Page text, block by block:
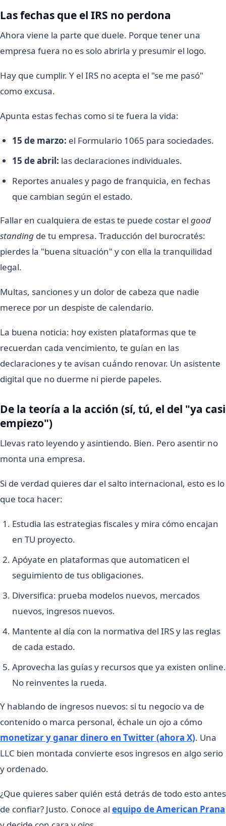
Las fechas que el IRS no perdona
Ahora viene la parte que duele. Porque tener una
empresa fuera no es solo abrirla y presumir el logo.
Hay que cumplir. Y el IRS no acepta el "se me pasó"
como excusa.
Apunta estas fechas como si te fuera la vida:
15 de marzo: el Formulario 1065 para sociedades.
15 de abril: las declaraciones individuales.
Reportes anuales y pago de franquicia, en fechas
que cambian según el estado.
Fallar en cualquiera de estas te puede costar el good
standing de tu empresa. Traducción del burocratés:
pierdes la "buena situación" y con ella la tranquilidad
legal.
Multas, sanciones y un dolor de cabeza que nadie
merece por un despiste de calendario.
La buena noticia: hoy existen plataformas que te
recuerdan cada vencimiento, te guían en las
declaraciones y te avisan cuándo renovar. Un asistente
digital que no duerme ni pierde papeles.
De la teoría a la acción (sí, tú, el del "ya casi
empiezo")
Llevas rato leyendo y asintiendo. Bien. Pero asentir no
monta una empresa.
Si de verdad quieres dar el salto internacional, esto es lo
que toca hacer:
Estudia las estrategias fiscales y mira cómo encajan
en TU proyecto.
Apóyate en plataformas que automaticen el
seguimiento de tus obligaciones.
Diversifica: prueba modelos nuevos, mercados
nuevos, ingresos nuevos.
Mantente al día con la normativa del IRS y las reglas
de cada estado.
Aprovecha las guías y recursos que ya existen online.
No reinventes la rueda.
Y hablando de ingresos nuevos: si tu negocio va de
contenido o marca personal, échale un ojo a cómo
monetizar y ganar dinero en Twitter (ahora X). Una
LLC bien montada convierte esos ingresos en algo serio
y ordenado.
¿Que quieres saber quién está detrás de todo esto antes
de confiar? Justo. Conoce al equipo de American Prana